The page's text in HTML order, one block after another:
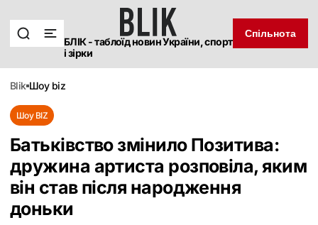
БЛІК - таблоїд новин України, спорт
і зірки
Спільнота
blik шоу biz
Шоу BIZ
Батьківство змінило Позитива:
дружина артиста розповіла, яким
він став після народження
доньки